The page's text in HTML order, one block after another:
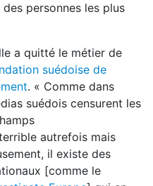
personnes les plus
a quitté le métier de
suédoise de
. « Comme dans
suédois censurent les
autrefois mais
il existe des
[comme le